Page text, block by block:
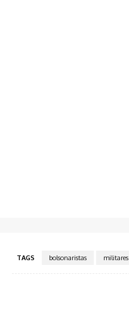
TAGS bolsonaristas militares